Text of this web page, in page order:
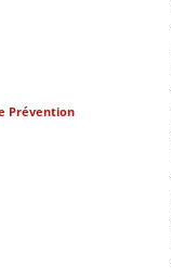
Prévention